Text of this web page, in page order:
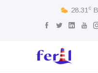
28.31 c